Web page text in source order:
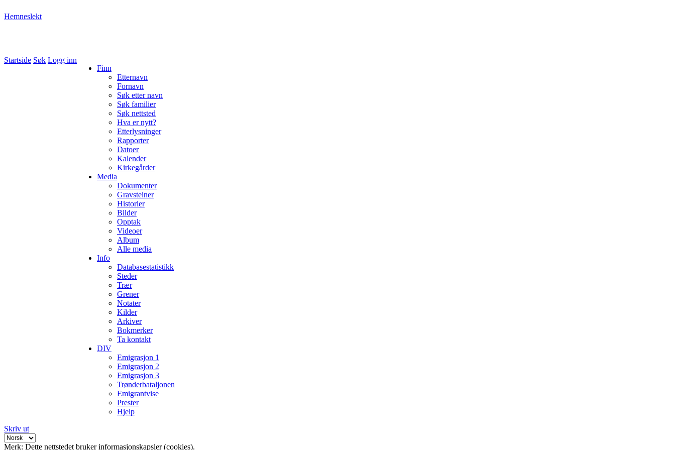
Hemneslekt
Startside Søk Logg inn
Finn
Etternavn
Fornavn
Søk etter navn
Søk familier
Søk nettsted
Hva er nytt?
Etterlysninger
Rapporter
Datoer
Kalender
Kirkegårder
Media
Dokumenter
Gravsteiner
Historier
Bilder
Opptak
Videoer
Album
Alle media
Info
Databasestatistikk
Steder
Trær
Grener
Notater
Kilder
Arkiver
Bokmerker
Ta kontakt
DIV
Emigrasjon 1
Emigrasjon 2
Emigrasjon 3
Trønderbataljonen
Emigrantvise
Prester
Hjelp
Skriv ut
Merk: Dette nettstedet bruker informasjonskapsler (cookies).